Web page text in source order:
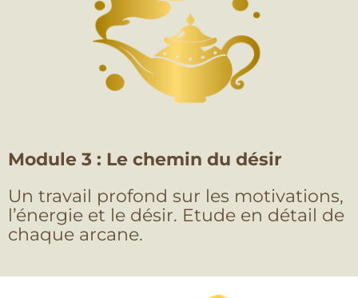
Module 3 : Le chemin du désir
Un travail profond sur les motivations,
l’énergie et le désir. Etude en détail de
chaque arcane.